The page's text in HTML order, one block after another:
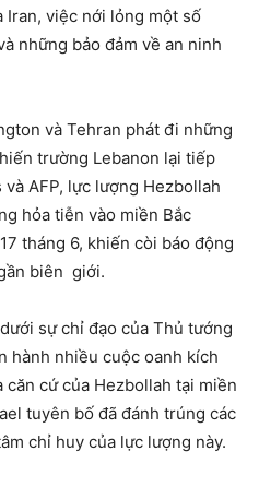
việc nới lỏng một số
những bảo đảm về an ninh
và Tehran phát đi những
trường Lebanon lại tiếp
AFP, lực lượng Hezbollah
hỏa tiễn vào miền Bắc
tháng 6, khiến còi báo động
biên giới.
sự chỉ đạo của Thủ tướng
hành nhiều cuộc oanh kích
cứ của Hezbollah tại miền
tuyên bố đã đánh trúng các
chỉ huy của lực lượng này.